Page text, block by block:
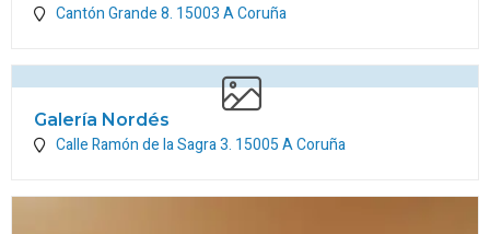
Cantón Grande 8. 15003A Coruña
Galería Nordés
Calle Ramón de la Sagra 3. 15005A Coruña